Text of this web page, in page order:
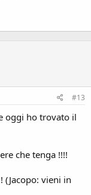
#13
oggi ho trovato il
che tenga !!!!
(Jacopo: vieni in